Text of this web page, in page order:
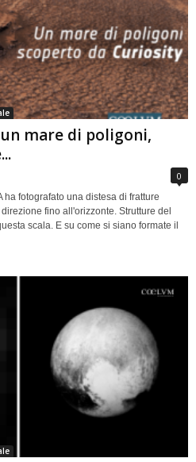
mare di poligoni,
0
fotografato una distesa di fratture
fino all'orizzonte. Strutture del
scala. E su come si siano formate il